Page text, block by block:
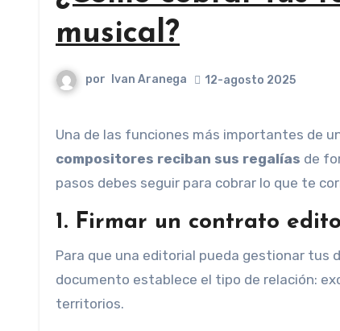
musical?
por Ivan Aranega 12-agosto 2025
Una de las funciones más importantes de
compositores reciban sus regalías de
pasos debes seguir para cobrar lo que te
1. Firmar un contrato
Para que una editorial pueda gestionar tus
documento establece el tipo de relación:
territorios.